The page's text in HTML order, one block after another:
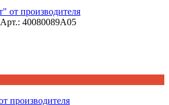
Арт.: 40080089А05